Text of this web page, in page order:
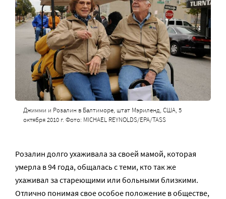
Джимми и Розалин в Балтиморе, штат Мэриленд, США, 5
октября 2010 г. Фото: MICHAEL REYNOLDS/EPA/TASS
Розалин долго ухаживала за своей мамой, которая
умерла в 94 года, общалась с теми, кто так же
ухаживал за стареющими или больными близкими.
Отлично понимая свое особое положение в обществе,